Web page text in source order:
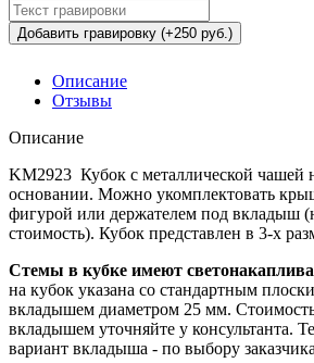
Добавить гравировку (+250 руб.)
Описание
Отзывы
Описание
KM2923 Кубок с металлической чашей
основании. Можно укомплектовать
фигурой или держателем под вкладыш
стоимость). Кубок представлен в 3-х
Стемы в кубке имеют
на кубок указана со стандартным
вкладышем диаметром 25 мм.
вкладышем уточняйте у консультанта.
вариант вкладыша - по выбору